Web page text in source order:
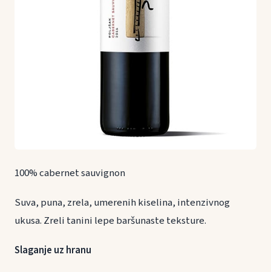
100% cabernet sauvignon
Suva, puna, zrela, umerenih kiselina, intenzivnog
ukusa. Zreli tanini lepe baršunaste teksture.
Slaganje uz hranu